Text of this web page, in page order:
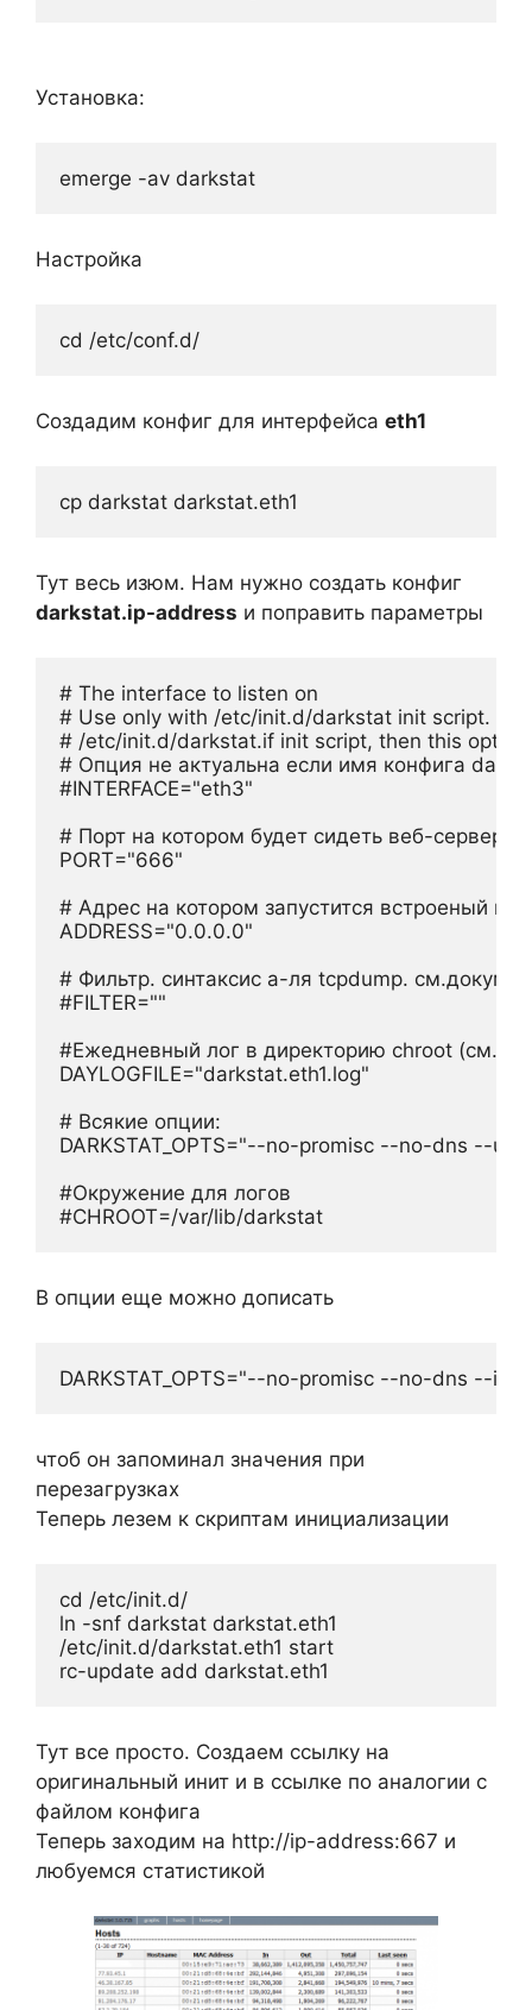
Установка:
emerge -av darkstat
Настройка
cd /etc/conf.d/
Создадим конфиг для интерфейса eth1
cp darkstat darkstat.eth1
Тут весь изюм. Нам нужно создать конфиг
darkstat.ip-address и поправить параметры
# The interface to listen on
# Use only with /etc/init.d/darkstat init script. If
# /etc/init.d/darkstat.if init script, then this
# Опция не актуальна если имя конфига
#INTERFACE="eth3"
# Порт на котором будет сидеть веб-сервер
PORT="666"
# Адрес на котором запустится встроеный
ADDRESS="0.0.0.0"
# Фильтр. синтаксис а-ля tcpdump.
#FILTER=""
#Ежедневный лог в директорию chroot
DAYLOGFILE="darkstat.eth1.log"
# Всякие опции:
DARKSTAT_OPTS="--no-promisc --no-dns --
#Окружение для логов
#CHROOT=/var/lib/darkstat
В опции еще можно дописать
DARKSTAT_OPTS="--no-promisc --no-dns --
чтоб он запоминал значения при
перезагрузках
Теперь лезем к скриптам инициализации
cd /etc/init.d/
ln -snf darkstat darkstat.eth1
/etc/init.d/darkstat.eth1 start
rc-update add darkstat.eth1
Тут все просто. Создаем ссылку на
оригинальный инит и в ссылке по аналогии с
файлом конфига
Теперь заходим на http://ip-address:667 и
любуемся статистикой